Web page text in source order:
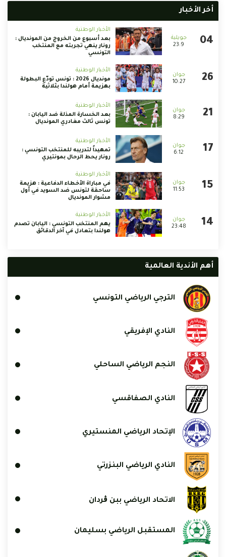
أخر الأخبار
23:9
الأخبار الوطنية
بعد أسبوع من الخروج من المونديال :
رونار ينهي تجربته مع المنتخب
التونسي
10:27
الأخبار الوطنية
مونديال 2026 : تونس تودّع البطولة
بهزيمة أمام هولندا بثلاثية
8:29
الأخبار الوطنية
بعد الخسارة المذلة ضد اليابان :
تونس ثالث مغادري المونديال
6:12
الأخبار الوطنية
تمهيداً لتدريبه للمنتخب التونسي :
رونار يحط الرحال بمونتيري
11:53
الأخبار الوطنية
في مباراة الأخطاء الدفاعية : هزيمة
ساحقة لتونس ضد السويد في أول
مشوار المونديال
23:48
الأخبار الوطنية
يهم المنتخب التونسي : اليابان تصدم
هولندا بتعادل في آخر الدقائق
أهم الأندية العالمية
الترجي الرياضي التونسي
النادي الإفريقي
النجم الرياضي الساحلي
النادي الصفاقسي
الإتحاد الرياضي المنستيري
النادي الرياضي البنزرتي
الاتحاد الرياضي ببن ڨردان
المستقبل الرياضي بسليمان